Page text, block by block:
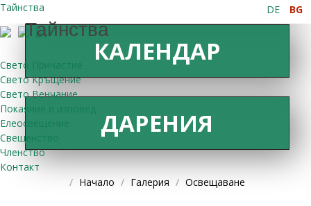
Тайнства
Тайнства
Свето Причастие
Свето Кръщение
Свето Венчание
Покаяние и изповед
Елеосвещение
Свещенство
Членство
Контакт
DE BG
КАЛЕНДАР
ДАРЕНИЯ
Начало Галерия Освещаване